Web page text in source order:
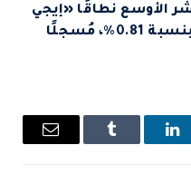
الأوسع نطاقًا «إيجي
إكس 100»، متساوي الأوزان بنسبة 0.81%، مُسجلًا
لينكدإن Tumblr
البريد